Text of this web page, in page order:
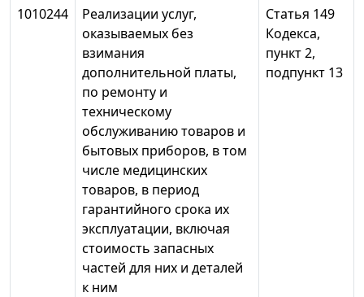
1010244
Реализации услуг,
оказываемых без
взимания
дополнительной платы,
по ремонту и
техническому
обслуживанию товаров и
бытовых приборов, в том
числе медицинских
товаров, в период
гарантийного срока их
эксплуатации, включая
стоимость запасных
частей для них и деталей
к ним
Статья 149
Кодекса,
пункт 2,
подпункт 13